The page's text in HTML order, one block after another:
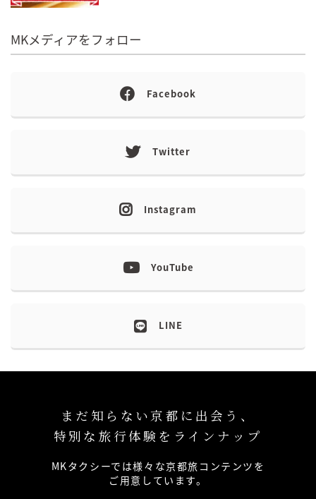
MKメディアをフォロー
Facebook
Twitter
Instagram
YouTube
LINE
まだ知らない京都に出会う、
特別な旅行体験をラインナップ
MKタクシーでは様々な京都旅コンテンツを
ご用意しています。